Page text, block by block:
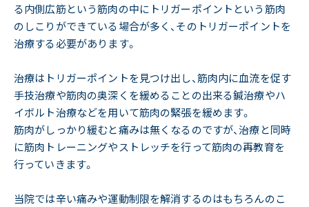
る内側広筋という筋肉の中にトリガーポイントという筋肉
のしこりができている場合が多く、そのトリガーポイントを
治療する必要があります。
治療はトリガーポイントを見つけ出し、筋肉内に血流を促す
手技治療や筋肉の奥深くを緩めることの出来る鍼治療やハ
イボルト治療などを用いて筋肉の緊張を緩めます。
筋肉がしっかり緩むと痛みは無くなるのですが、治療と同時
に筋肉トレーニングやストレッチを行って筋肉の再教育を
行っていきます。
当院では辛い痛みや運動制限を解消するのはもちろんのこ